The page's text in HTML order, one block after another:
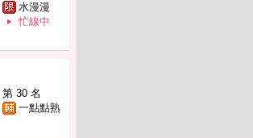
水漫漫
忙線中
第 30 名
一點點熟